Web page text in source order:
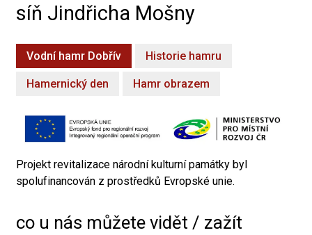
síň Jindřicha Mošny
Vodní hamr Dobřív Historie hamru
Hamernický den Hamr obrazem
Projekt revitalizace národní kulturní památky byl
spolufinancován z prostředků Evropské unie.
co u nás můžete vidět / zažít